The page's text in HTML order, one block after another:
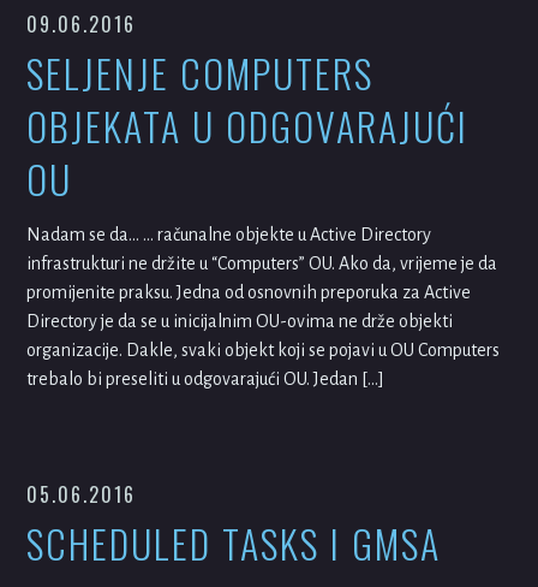
09.06.2016
SELJENJE COMPUTERS
OBJEKATA U ODGOVARAJUĆI
OU
Nadam se da… … računalne objekte u Active Directory
infrastrukturi ne držite u “Computers” OU. Ako da, vrijeme je da
promijenite praksu. Jedna od osnovnih preporuka za Active
Directory je da se u inicijalnim OU-ovima ne drže objekti
organizacije. Dakle, svaki objekt koji se pojavi u OU Computers
trebalo bi preseliti u odgovarajući OU. Jedan […]
05.06.2016
SCHEDULED TASKS I GMSA